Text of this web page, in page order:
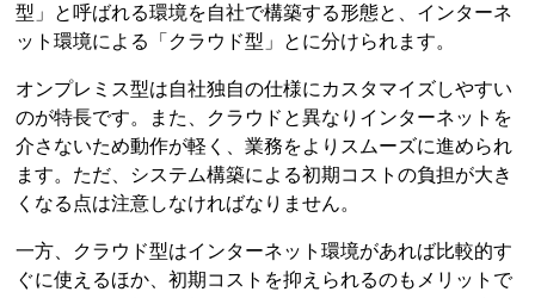
型」と呼ばれる環境を自社で構築する形態と、インターネ
ット環境による「クラウド型」とに分けられます。
オンプレミス型は自社独自の仕様にカスタマイズしやすい
のが特長です。また、クラウドと異なりインターネットを
介さないため動作が軽く、業務をよりスムーズに進められ
ます。ただ、システム構築による初期コストの負担が大き
くなる点は注意しなければなりません。
一方、クラウド型はインターネット環境があれば比較的す
ぐに使えるほか、初期コストを抑えられるのもメリットで